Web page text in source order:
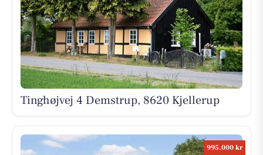
Tinghøjvej 4 Demstrup, 8620 Kjellerup
995.000 kr